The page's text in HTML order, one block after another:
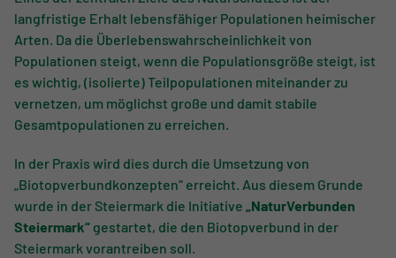
langfristige Erhalt lebensfähiger Populationen heimischer
Arten. Da die Überlebenswahrscheinlichkeit von
Populationen steigt, wenn die Populationsgröße steigt, ist
es wichtig, (isolierte) Teilpopulationen miteinander zu
vernetzen, um möglichst große und damit stabile
Gesamtpopulationen zu erreichen.
In der Praxis wird dies durch die Umsetzung von
„Biotopverbundkonzepten“ erreicht. Aus diesem Grunde
wurde in der Steiermark die Initiative „NaturVerbunden
Steiermark“ gestartet, die den Biotopverbund in der
Steiermark vorantreiben soll.